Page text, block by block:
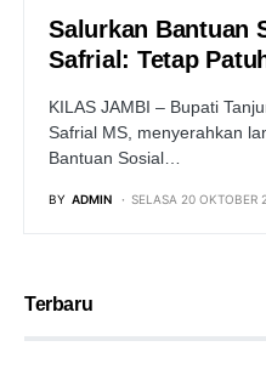
Salurkan Bantuan
Safrial: Tetap
KILAS JAMBI – Bupati
Safrial MS, menyerahkan
Bantuan Sosial…
BY ADMIN SELASA 20 OKTOBER
Terbaru